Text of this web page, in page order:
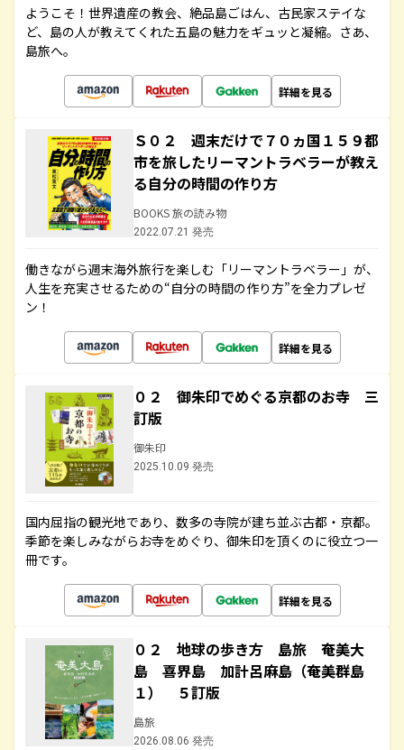
ようこそ！世界遺産の教会、絶品島ごはん、古民家ステイな
ど、島の人が教えてくれた五島の魅力をギュッと凝縮。さあ、
島旅へ。
詳細を見る
Ｓ０２ 週末だけで７０ヵ国１５９都
市を旅したリーマントラベラーが教え
る自分の時間の作り方
BOOKS 旅の読み物
2022.07.21 発売
働きながら週末海外旅行を楽しむ「リーマントラベラー」が、
人生を充実させるための“自分の時間の作り方”を全力プレゼ
ン！
詳細を見る
０２ 御朱印でめぐる京都のお寺 三
訂版
御朱印
2025.10.09 発売
国内屈指の観光地であり、数多の寺院が建ち並ぶ古都・京都。
季節を楽しみながらお寺をめぐり、御朱印を頂くのに役立つ一
冊です。
詳細を見る
０２ 地球の歩き方 島旅 奄美大
島 喜界島 加計呂麻島（奄美群島
１） ５訂版
島旅
2026.08.06 発売